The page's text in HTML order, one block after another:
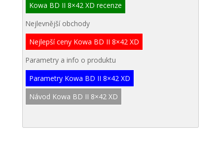
Kowa BD II 8×42 XD recenze
Nejlevnější obchody
Nejlepší ceny Kowa BD II 8×42 XD
Parametry a info o produktu
Parametry Kowa BD II 8×42 XD
Návod Kowa BD II 8×42 XD